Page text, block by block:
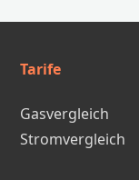
Tarife
Gasvergleich
Stromvergleich